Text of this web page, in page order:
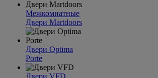
Межкомнатные
Двери Martdoors
Двери Optima
Porte
Двери VFD